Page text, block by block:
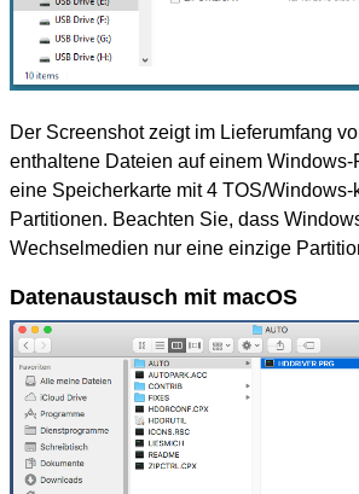
Der Screenshot zeigt im Lieferumfang
enthaltene Dateien auf einem
eine Speicherkarte mit 4 TOS/Windows-
Partitionen. Beachten Sie, dass
Wechselmedien nur eine einzige
Datenaustausch mit macOS